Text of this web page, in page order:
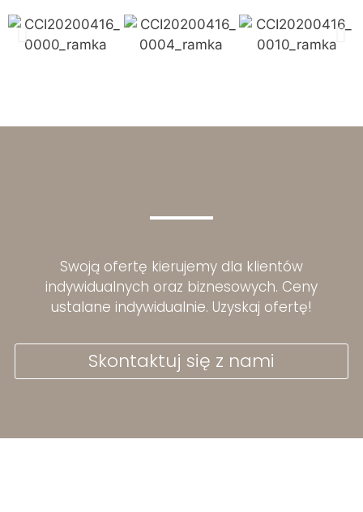
Swoją ofertę kierujemy dla klientów
indywidualnych oraz biznesowych. Ceny
ustalane indywidualnie. Uzyskaj ofertę!
Skontaktuj się z nami